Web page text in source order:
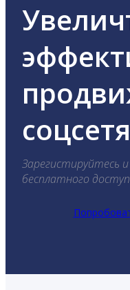
Зарегистируйтесь
бесплатного